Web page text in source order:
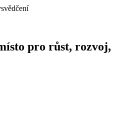
pro růst, rozvoj,